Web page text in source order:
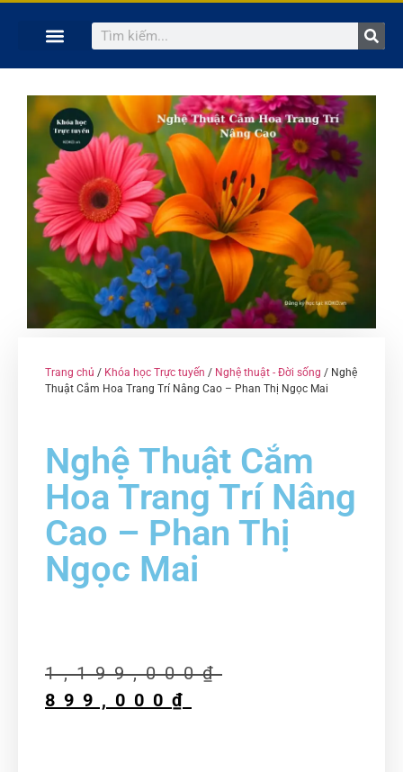
Trang chủ / Khóa học Trực tuyến / Nghệ thuật - Đời sống / Nghệ
Thuật Cắm Hoa Trang Trí Nâng Cao – Phan Thị Ngọc Mai
Nghệ Thuật Cắm
Hoa Trang Trí Nâng
Cao – Phan Thị
Ngọc Mai
1,199,000₫
899,000 ₫